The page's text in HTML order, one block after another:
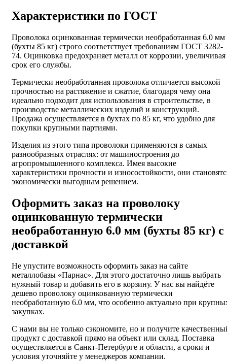
Характеристики по ГОСТ
Проволока оцинкованная термически необработанная 6.0 мм
(бухты 85 кг) строго соответствует требованиям ГОСТ 3282-
74. Оцинковка предохраняет металл от коррозии, увеличивая
срок его службы.
Термически необработанная проволока отличается высокой
прочностью на растяжение и сжатие, благодаря чему она
идеально подходит для использования в строительстве, в
производстве металлических изделий и конструкций.
Продажа осуществляется в бухтах по 85 кг, что удобно для
покупки крупными партиями.
Изделия из этого типа проволоки применяются в самых
разнообразных отраслях: от машиностроения до
агропромышленного комплекса. Имея высокие
характеристики прочности и износостойкости, они
экономически выгодным решением.
Оформить заказ на проволоку
оцинкованную термически
необработанную 6.0 мм (бухты 85 кг) с
доставкой
Не упустите возможность оформить заказ на сайте
металлобазы «Парнас». Для этого достаточно лишь выбрать
нужный товар и добавить его в корзину. У нас вы найдёте
дешево проволоку оцинкованную термически
необработанную 6.0 мм, что особенно актуально при
закупках.
С нами вы не только сэкономите, но и получите
продукт с доставкой прямо на объект или склад. Поставка
осуществляется в Санкт-Петербурге и области, а сроки и
условия уточняйте у менеджеров компании.